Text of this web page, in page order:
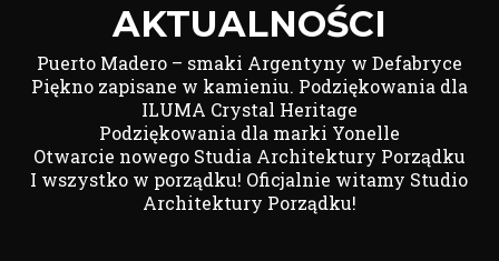
AKTUALNOŚCI
Puerto Madero – smaki Argentyny w Defabryce
Piękno zapisane w kamieniu. Podziękowania dla
ILUMA Crystal Heritage
Podziękowania dla marki Yonelle
Otwarcie nowego Studia Architektury Porządku
I wszystko w porządku! Oficjalnie witamy Studio
Architektury Porządku!